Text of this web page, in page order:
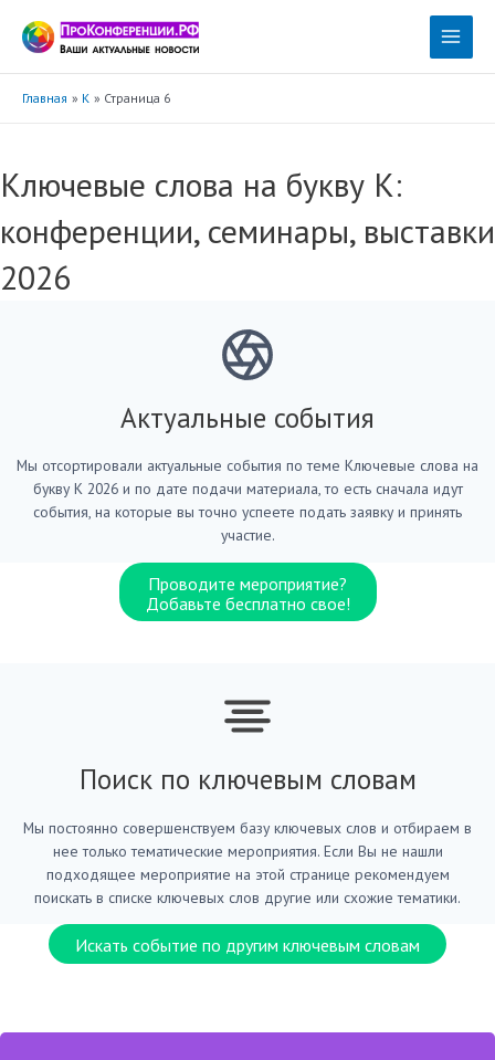
содержимому
Main
Главная К Страница 6
Ключевые слова на букву К:
конференции, семинары, выставки
2026
Актуальные события
Мы отсортировали актуальные события по теме Ключевые слова на
букву К 2026 и по дате подачи материала, то есть сначала идут
события, на которые вы точно успеете подать заявку и принять
участие.
Проводите мероприятие?
Добавьте бесплатно свое!
Поиск по ключевым словам
Мы постоянно совершенствуем базу ключевых слов и отбираем в
нее только тематические мероприятия. Если Вы не нашли
подходящее мероприятие на этой странице рекомендуем
поискать в списке ключевых слов другие или схожие тематики.
Искать событие по другим ключевым словам